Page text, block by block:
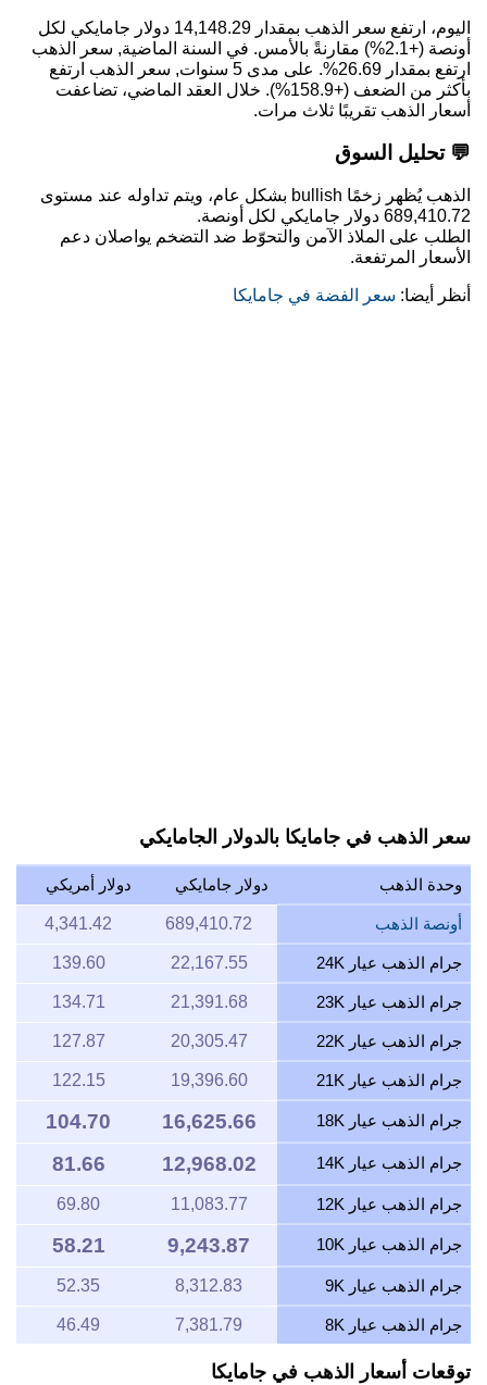
اليوم، ارتفع سعر الذهب بمقدار 14,148.29 دولار جامايكي لكل
أونصة (+2.1%) مقارنةً بالأمس. في السنة الماضية, سعر الذهب
ارتفع بمقدار 26.69%. على مدى 5 سنوات, سعر الذهب ارتفع
بأكثر من الضعف (+158.9%). خلال العقد الماضي، تضاعفت
أسعار الذهب تقريبًا ثلاث مرات.
💬 تحليل السوق
الذهب يُظهر زخمًا bullish بشكل عام، ويتم تداوله عند مستوى
689,410.72 دولار جامايكي لكل أونصة.
الطلب على الملاذ الآمن والتحوّط ضد التضخم يواصلان دعم
الأسعار المرتفعة.
أنظر أيضا: سعر الفضة في جامايكا
سعر الذهب في جامايكا بالدولار الجامايكي
وحدة الذهب دولار جامايكي دولار أمريكي
أونصة الذهب 689,410.72
4,341.42
جرام الذهب عيار 24K 22,167.55
139.60
جرام الذهب عيار 23K 21,391.68
134.71
جرام الذهب عيار 22K 20,305.47
127.87
جرام الذهب عيار 21K 19,396.60
122.15
جرام الذهب عيار 18K 16,625.66
104.70
جرام الذهب عيار 14K 12,968.02
81.66
جرام الذهب عيار 12K 11,083.77
69.80
جرام الذهب عيار 10K 9,243.87
58.21
جرام الذهب عيار 9K 8,312.83
52.35
جرام الذهب عيار 8K 7,381.79
46.49
توقعات أسعار الذهب في جامايكا